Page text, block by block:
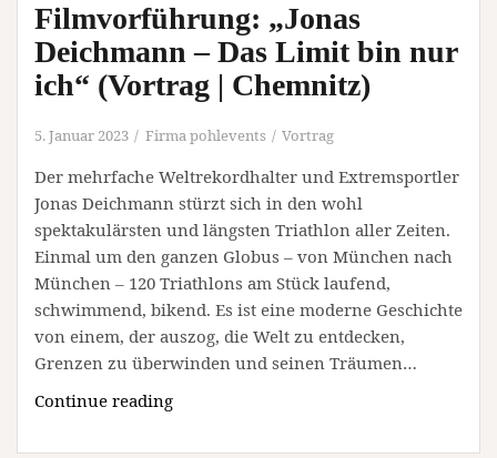
Filmvorführung: „Jonas
Deichmann – Das Limit bin nur
ich“ (Vortrag | Chemnitz)
5. Januar 2023 Firma pohlevents Vortrag
Der mehrfache Weltrekordhalter und Extremsportler
Jonas Deichmann stürzt sich in den wohl
spektakulärsten und längsten Triathlon aller Zeiten.
Einmal um den ganzen Globus – von München nach
München – 120 Triathlons am Stück laufend,
schwimmend, bikend. Es ist eine moderne Geschichte
von einem, der auszog, die Welt zu entdecken,
Grenzen zu überwinden und seinen Träumen…
Continue readingFilmvorführung:
Deichmann